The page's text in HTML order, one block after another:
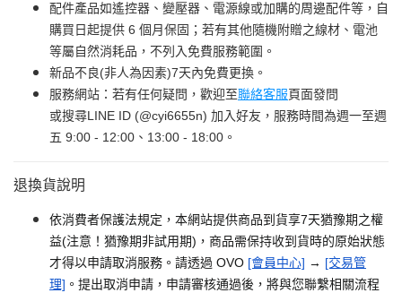
配件產品如遙控器、變壓器、電源線或加購的周邊配件等，自
購買日起提供 6 個月保固；若有其他隨機附贈之線材、電池
等屬自然消耗品，不列入免費服務範圍。
新品不良(非人為因素)7天內免費更換。
服務網站：若有任何疑問，歡迎至聯絡客服頁面發問
或搜尋LINE ID (@cyi6655n) 加入好友，服務時間為週一至週
五 9:00 - 12:00、13:00 - 18:00。
退換貨說明
依消費者保護法規定，本網站提供商品到貨享7天猶豫期之權
益(注意！猶豫期非試用期)，商品需保持收到貨時的原始狀態
才得以申請取消服務。請透過 OVO [會員中心] → [交易管
理] 。提出取消申請，申請審核通過後，將與您聯繫相關流程